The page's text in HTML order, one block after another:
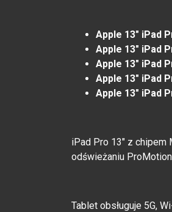
Apple 13" iPad
Apple 13" iPad
Apple 13" iPad
Apple 13" iPad
Apple 13" iPad
iPad Pro 13" z chipem
odświeżaniu
Tablet obsługuje 5G,